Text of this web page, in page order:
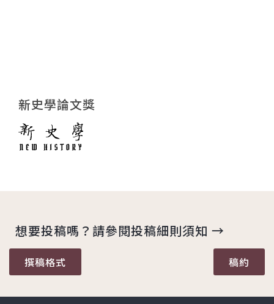
新史學論文獎
想要投稿嗎？請參閱投稿細則須知 →
撰稿格式 稿約